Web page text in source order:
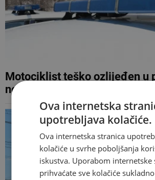
Motociklist teško ozlijeđen u
nesreći na Tromeđi
Ova internetska
upotrebljava kolačiće.
Ova internetska stranica
kolačiće u svrhe poboljšanja
iskustva. Uporabom internetske
prihvaćate sve kolačiće